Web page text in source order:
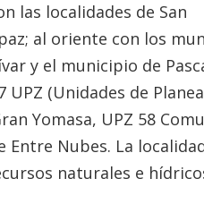
las localidades de San
al oriente con los
y el municipio de
(Unidades de
Yomasa, UPZ 58
Entre Nubes. La
naturales e